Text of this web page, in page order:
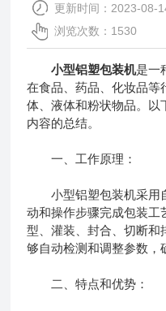
更新时间：2023-08-
浏览次数：1530
小型铝塑包装机是一
在食品、药品、化妆品等
体、液体和粉状物品。以
内容的总结。
一、工作原理：
小型铝塑包装机采用
动和操作步骤完成包装工
型、灌装、封合、切断和
够自动检测和调整参数，
二、特点和优势：